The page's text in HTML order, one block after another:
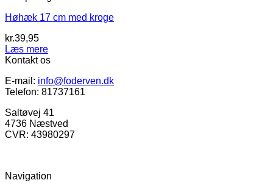
Høhæk 17 cm med kroge
kr.39,95
Læs mere
Kontakt os
E-mail: info@foderven.dk
Telefon: 81737161
Saltøvej 41
4736 Næstved
CVR: 43980297
Navigation